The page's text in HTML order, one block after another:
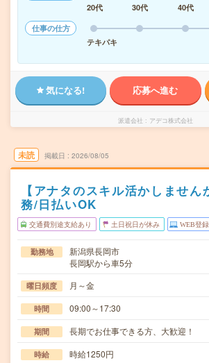
20代
30代 40代
仕事の仕方
テキパキ
気になる! 応募へ進む
派遣会社 アデコ株式会社
未読 掲載日 2026/08/05
【アナタのスキル活かしません
務/日払いOK
交通費別途支給あり 土日祝日が休み WEB登
勤務地
新潟県長岡市
長岡駅から車5分
曜日頻度 月～金
時間 09:00～17:30
期間 長期でお仕事できる方、大歓迎！
時給 時給1250円